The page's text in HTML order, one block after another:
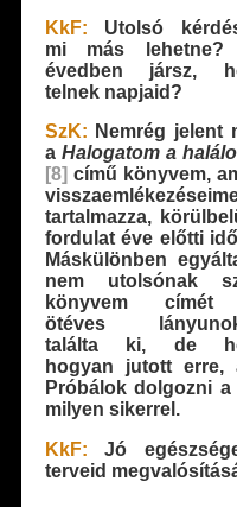
KkF: Utolsó
mi más lehetne?
évedben jársz,
telnek napjaid?
SzK: Nemrég jelent
a Halogatom a
[8] című könyvem,
tartalmazza,
fordulat éve előtti
Máskülönben
nem utolsónak
könyvem
ötéves
találta ki, de
hogyan jutott
Próbálok dolgozni
milyen sikerrel.
KkF: Jó
terveid